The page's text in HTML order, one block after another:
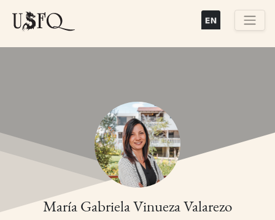
María Gabriela Vinueza Valarezo